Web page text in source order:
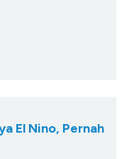
El Nino, Pernah